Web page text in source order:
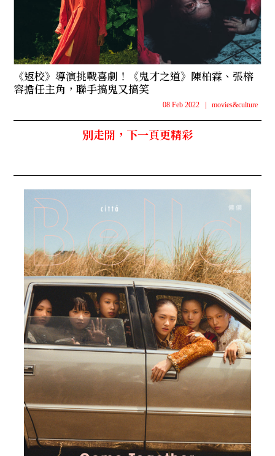
《返校》導演挑戰喜劇！《鬼才之道》陳柏霖、張榕
容擔任主角，聯手搞鬼又搞笑
08 Feb 2022 movies&culture
別走開，下一頁更精彩